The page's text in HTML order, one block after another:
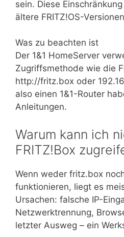
sein. Diese
ältere FRITZ!OS-
Was zu beachten ist
Der 1&1 HomeServer
Zugriffsmethode wie die
http://fritz.box oder
also einen 1&1-Router
Anleitungen.
Warum kann ich
FRITZ!Box
Wenn weder fritz.box
funktionieren, liegt es
Ursachen: falsche IP-
Netzwerktrennung,
letzter Ausweg – ein